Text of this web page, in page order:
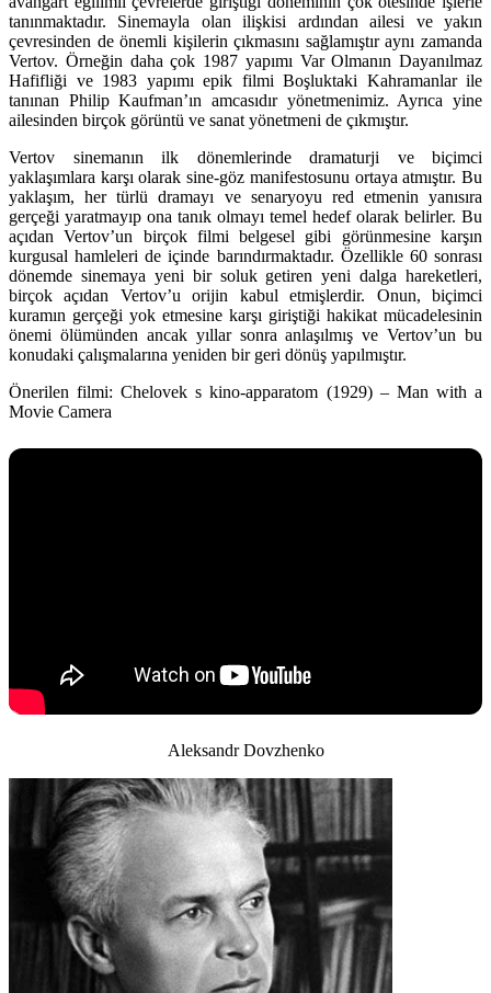
tanınmaktadır. Sinemayla olan ilişkisi ardından ailesi ve yakın
çevresinden de önemli kişilerin çıkmasını sağlamıştır aynı zamanda
Vertov. Örneğin daha çok 1987 yapımı Var Olmanın Dayanılmaz
Hafifliği ve 1983 yapımı epik filmi Boşluktaki Kahramanlar ile
tanınan Philip Kaufman’ın amcasıdır yönetmenimiz. Ayrıca yine
ailesinden birçok görüntü ve sanat yönetmeni de çıkmıştır.
Vertov sinemanın ilk dönemlerinde dramaturji ve biçimci
yaklaşımlara karşı olarak sine-göz manifestosunu ortaya atmıştır. Bu
yaklaşım, her türlü dramayı ve senaryoyu red etmenin yanısıra
gerçeği yaratmayıp ona tanık olmayı temel hedef olarak belirler. Bu
açıdan Vertov’un birçok filmi belgesel gibi görünmesine karşın
kurgusal hamleleri de içinde barındırmaktadır. Özellikle 60 sonrası
dönemde sinemaya yeni bir soluk getiren yeni dalga hareketleri,
birçok açıdan Vertov’u orijin kabul etmişlerdir. Onun, biçimci
kuramın gerçeği yok etmesine karşı giriştiği hakikat mücadelesinin
önemi ölümünden ancak yıllar sonra anlaşılmış ve Vertov’un bu
konudaki çalışmalarına yeniden bir geri dönüş yapılmıştır.
Önerilen filmi: Chelovek s kino-apparatom (1929) – Man with a
Movie Camera
Aleksandr Dovzhenko